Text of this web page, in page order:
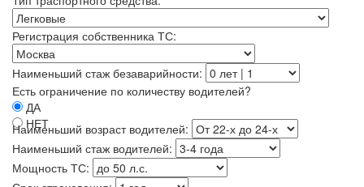
Регистрация собственника ТС:
Наименьший стаж безаварийности:
Есть ограничение по количеству водителей?
ДА
НЕТ
Наименьший возраст водителей:
Наименьший стаж водителей:
Мощность ТС: